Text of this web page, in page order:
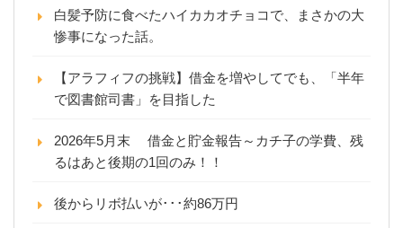
白髪予防に食べたハイカカオチョコで、まさかの大
惨事になった話。
【アラフィフの挑戦】借金を増やしてでも、「半年
で図書館司書」を目指した
2026年5月末 借金と貯金報告～カチ子の学費、残
るはあと後期の1回のみ！！
後からリボ払いが･･･約86万円